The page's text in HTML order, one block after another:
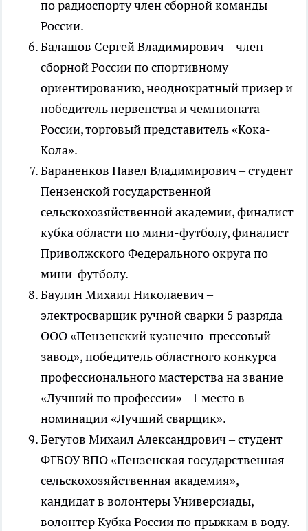
по радиоспорту член сборной команды
России.
Балашов Сергей Владимирович – член
сборной России по спортивному
ориентированию, неоднократный призер и
победитель первенства и чемпионата
России, торговый представитель «Кока-
Кола».
Бараненков Павел Владимирович – студент
Пензенской государственной
сельскохозяйственной академии, финалист
кубка области по мини-футболу, финалист
Приволжского Федерального округа по
мини-футболу.
Баулин Михаил Николаевич –
электросварщик ручной сварки 5 разряда
ООО «Пензенский кузнечно-прессовый
завод», победитель областного конкурса
профессионального мастерства на звание
«Лучший по профессии» - 1 место в
номинации «Лучший сварщик».
Бегутов Михаил Александрович – студент
ФГБОУ ВПО «Пензенская государственная
сельскохозяйственная академия»,
кандидат в волонтеры Универсиады,
волонтер Кубка России по прыжкам в воду.